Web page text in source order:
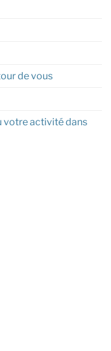
de vous
votre activité dans